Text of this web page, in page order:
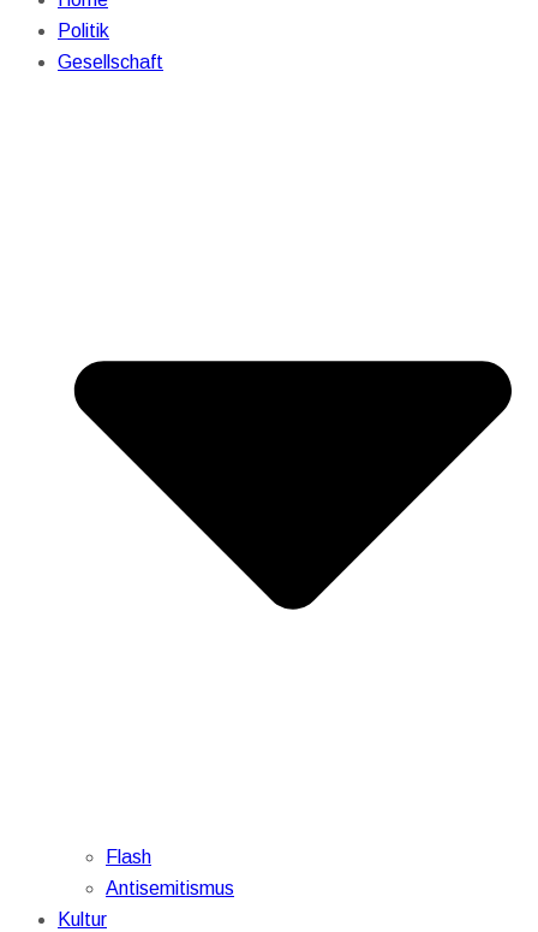
Politik
Gesellschaft
Flash
Antisemitismus
Kultur